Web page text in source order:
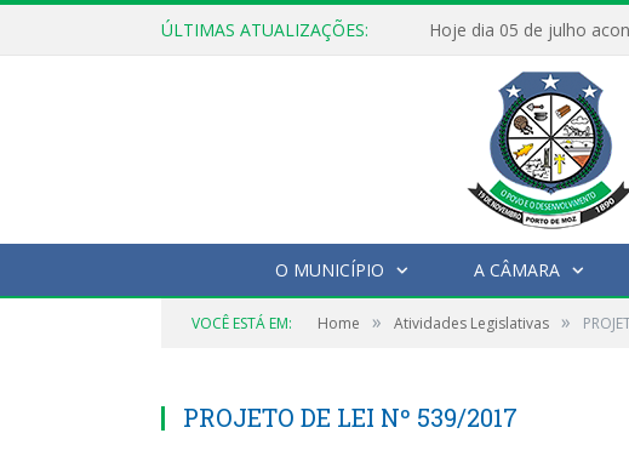
ÚLTIMAS ATUALIZAÇÕES:
O MUNICÍPIO A CÂMARA
VOCÊ ESTÁ EM: Home » Atividades Legislativas »
PROJETO DE LEI Nº 539/2017